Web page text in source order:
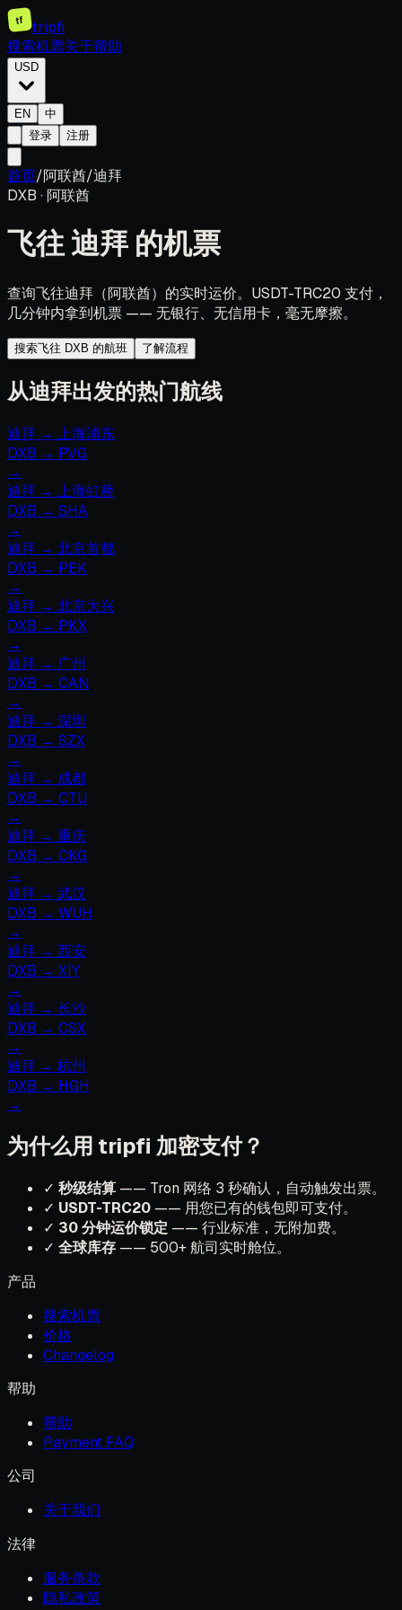
tf
tripfi
搜索机票关于帮助
USD
EN
中
登录
注册
首页/阿联酋/迪拜
DXB · 阿联酋
飞往迪拜 的机票
查询飞往迪拜（阿联酋）的实时运价。USDT-TRC20 支付，
几分钟内拿到机票 —— 无银行、无信用卡，毫无摩擦。
搜索飞往 DXB 的航班 了解流程
从迪拜出发的热门航线
迪拜 → 上海浦东
DXB → PVG
→
迪拜 → 上海虹桥
DXB → SHA
→
迪拜 → 北京首都
DXB → PEK
→
迪拜 → 北京大兴
DXB → PKX
→
迪拜 → 广州
DXB → CAN
→
迪拜 → 深圳
DXB → SZX
→
迪拜 → 成都
DXB → CTU
→
迪拜 → 重庆
DXB → CKG
→
迪拜 → 武汉
DXB → WUH
→
迪拜 → 西安
DXB → XIY
→
迪拜 → 长沙
DXB → CSX
→
迪拜 → 杭州
DXB → HGH
→
为什么用 tripfi 加密支付？
✓ 秒级结算 —— Tron 网络 3 秒确认，自动触发出票。
✓ USDT-TRC20 —— 用您已有的钱包即可支付。
✓ 30 分钟运价锁定 —— 行业标准，无附加费。
✓ 全球库存 —— 500+ 航司实时舱位。
产品
搜索机票
价格
Changelog
帮助
帮助
Payment FAQ
公司
关于我们
法律
服务条款
隐私政策